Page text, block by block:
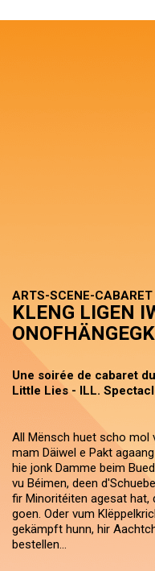
ARTS-SCENE-
KLENG LIGEN
Une soirée de cabaret
Little Lies - ILL.
All Mënsch huet scho mol
mam Däiwel e Pakt
hie jonk Damme beim
vu Béimen, deen
fir Minoritéiten agesat hat,
goen. Oder vum
gekämpft hunn, hir
bestellen...